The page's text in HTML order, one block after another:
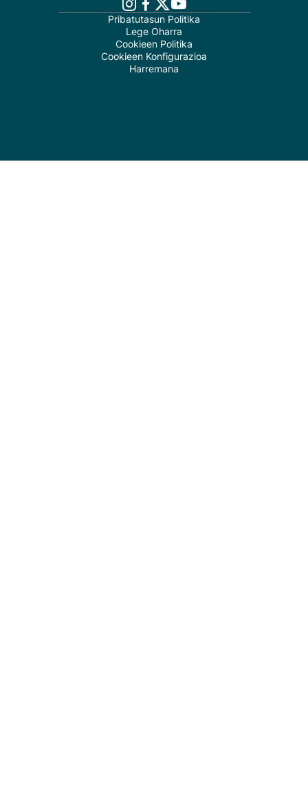
Pribatutasun Politika
Lege Oharra
Cookieen Politika
Cookieen Konfigurazioa
Harremana